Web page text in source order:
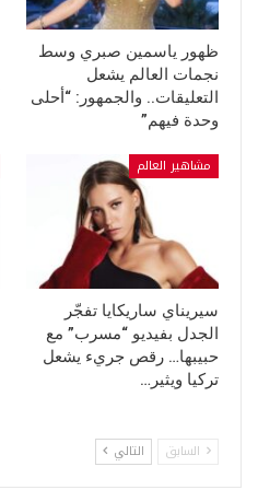
ظهور ياسمين صبري وسط
نجمات العالم يشعل
التعليقات.. والجمهور: “أحلى
وحدة فيهم”
مشاهير العالم
سيريناي ساريكايا تفجّر
الجدل بفيديو “مسرب” مع
حبيبها… رقص جريء يشعل
تركيا ويثير…
السابق التالي